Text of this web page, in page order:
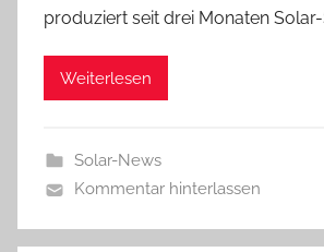
produziert seit drei Monaten
Weiterlesen
Solar-News
Kommentar hinterlassen